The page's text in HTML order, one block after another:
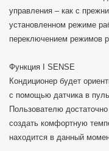
управления – как с
установленном режиме
переключением режимов
Функция I SENSE
Кондиционер будет
с помощью датчика в
Пользователю
создать комфортную
находится в данный